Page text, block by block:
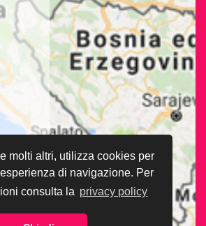
molti altri, utilizza cookies per
di navigazione. Per
consulta la privacy policy